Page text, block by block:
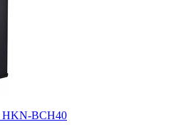
HKN-BCH40